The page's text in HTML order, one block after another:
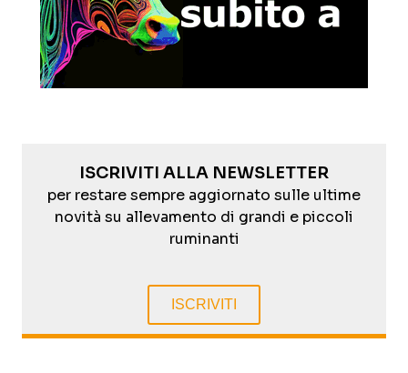
ISCRIVITI ALLA NEWSLETTER
per restare sempre aggiornato sulle ultime
novità su allevamento di grandi e piccoli
ruminanti
ISCRIVITI